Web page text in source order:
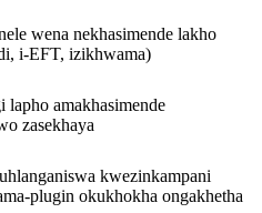
wena nekhasimende lakho
i-EFT, izikhwama)
amakhasimende
zasekhaya
kwezinkampani
plugin okukhokha ongakhetha